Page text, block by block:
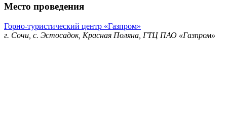
Место проведения
Горно-туристический центр «Газпром»
г. Сочи, с. Эстосадок, Красная Поляна, ГТЦ ПАО «Газпром»